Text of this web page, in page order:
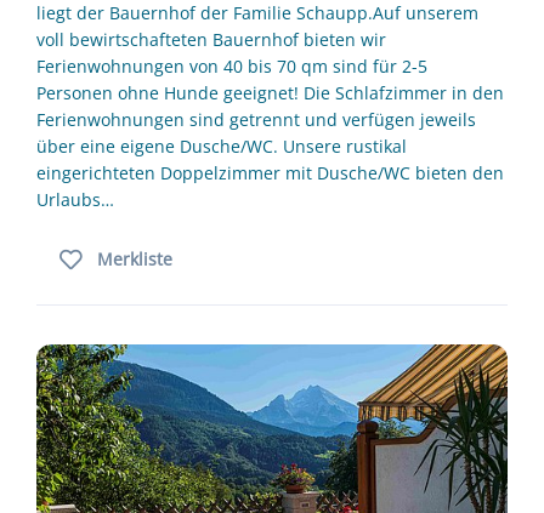
liegt der Bauernhof der Familie Schaupp.Auf unserem
voll bewirtschafteten Bauernhof bieten wir
Ferienwohnungen von 40 bis 70 qm sind für 2-5
Personen ohne Hunde geeignet! Die Schlafzimmer in den
Ferienwohnungen sind getrennt und verfügen jeweils
über eine eigene Dusche/WC. Unsere rustikal
eingerichteten Doppelzimmer mit Dusche/WC bieten den
Urlaubs…
Merkliste